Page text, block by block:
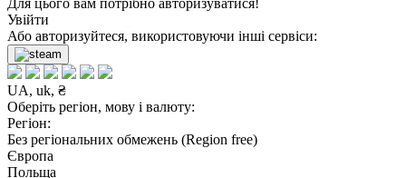
Для цього вам потрібно авторизуватися!
Увійти
Або авторизуйтеся, використовуючи інші сервіси:
UA, uk, ₴
Оберіть регіон, мову і валюту:
Регіон:
Без регіональних обмежень (Region free)
Європа
Польща